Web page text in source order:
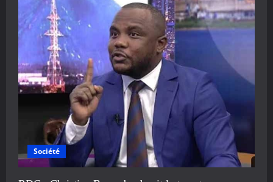
Société